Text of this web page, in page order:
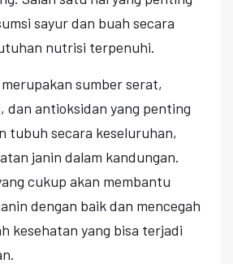
sayur dan buah secara
nutrisi terpenuhi.
sumber serat,
dan antioksidan yang penting
tubuh secara keseluruhan,
janin dalam kandungan.
cukup akan membantu
dengan baik dan mencegah
kesehatan yang bisa terjadi